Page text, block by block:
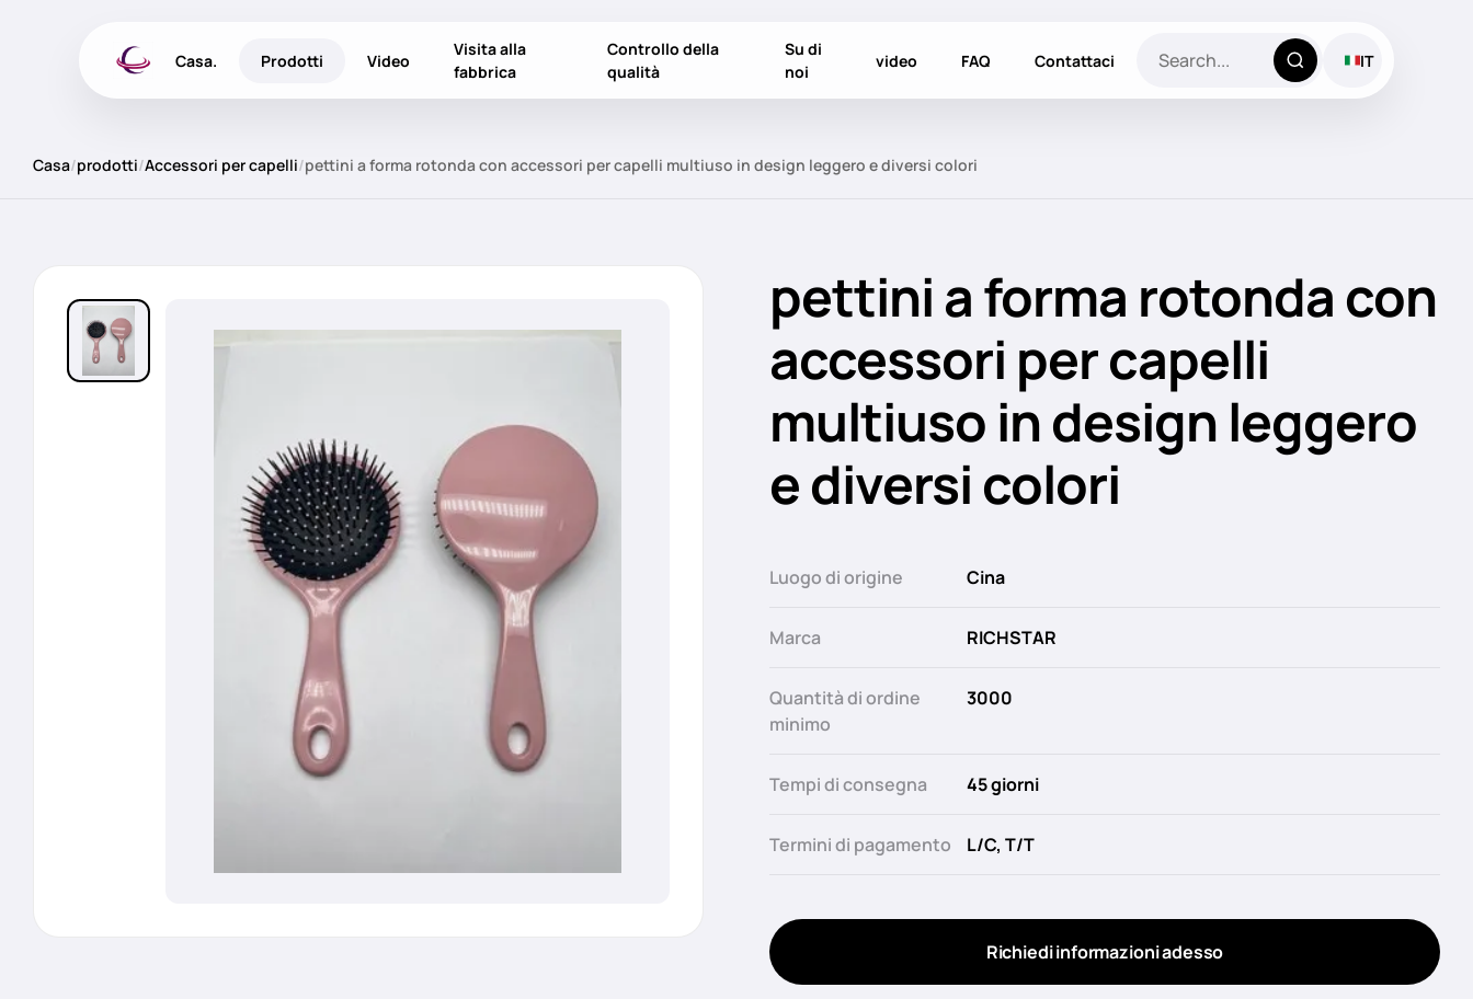
Casa. Prodotti Video
Visita alla
fabbrica
Controllo della
qualità
Su di
noi
video FAQ Contattaci IT
Casa/prodotti/Accessori per capelli/pettini a forma rotonda con accessori per capelli multiuso in design leggero e diversi colori
pettini a forma rotonda con
accessori per capelli
multiuso in design leggero
e diversi colori
Luogo di origine Cina
Marca RICHSTAR
Quantità di ordine
minimo
3000
Tempi di consegna 45 giorni
Termini di pagamento L/C, T/T
Richiedi informazioni adesso